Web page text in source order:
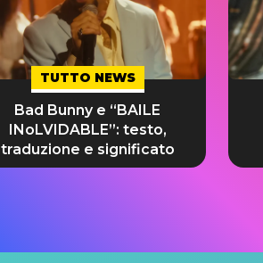
TUTTO NEWS
Bad Bunny e “BAILE
INoLVIDABLE”: testo,
traduzione e significato